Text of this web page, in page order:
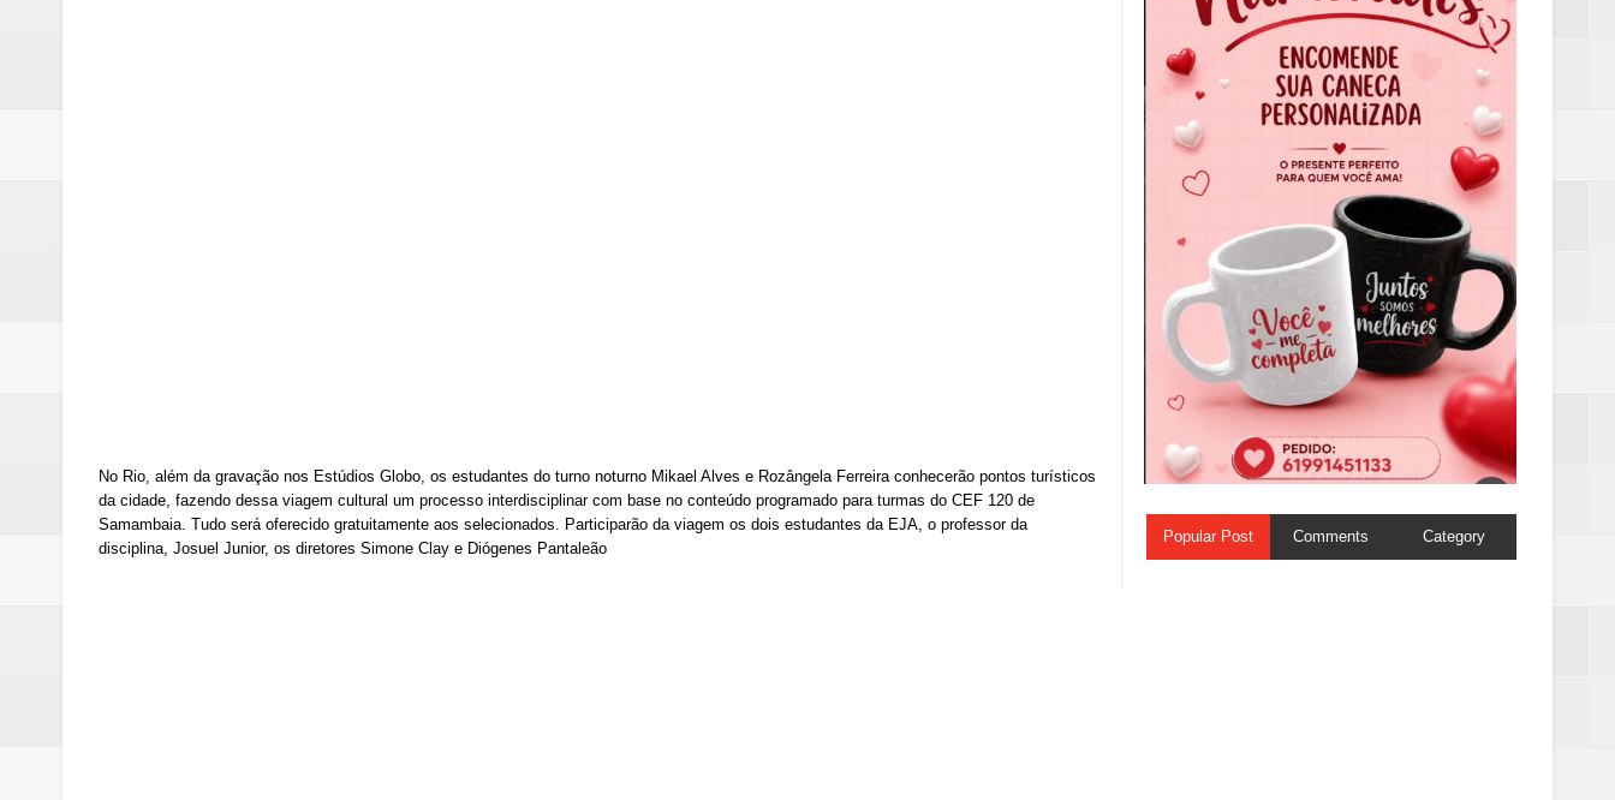
No Rio, além da gravação nos Estúdios Globo, os estudantes do turno noturno Mikael Alves e Rozângela Ferreira conhecerão pontos turísticos
da cidade, fazendo dessa viagem cultural um processo interdisciplinar com base no conteúdo programado para turmas do CEF 120 de
Samambaia. Tudo será oferecido gratuitamente aos selecionados. Participarão da viagem os dois estudantes da EJA, o professor da
disciplina, Josuel Junior, os diretores Simone Clay e Diógenes Pantaleão
Popular Post Comments Category